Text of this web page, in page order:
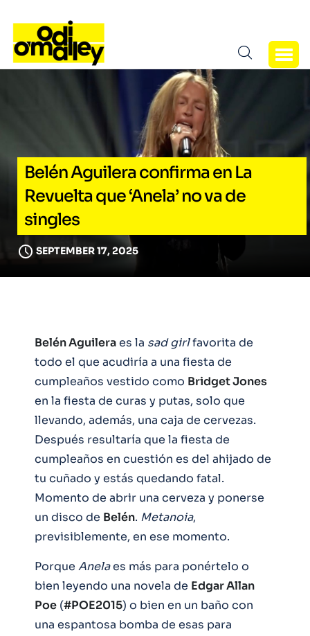
Belén Aguilera confirma en La
Revuelta que ‘Anela’ no va de
singles
SEPTEMBER 17, 2025
Belén Aguileraes la sad girlfavorita de
todo el que acudiría a una fiesta de
cumpleaños vestido como Bridget Jones
en la fiesta de curas y putas, solo que
llevando, además, una caja de cervezas.
Después resultaría que la fiesta de
cumpleaños en cuestión es del ahijado de
tu cuñado y estás quedando fatal.
Momento de abrir una cerveza y ponerse
un disco de Belén. Metanoia,
previsiblemente, en ese momento.
Porque Anelaes más para ponértelo o
bien leyendo una novela de Edgar Allan
Poe (#POE2015) o bien en un baño con
una espantosa bomba de esas para